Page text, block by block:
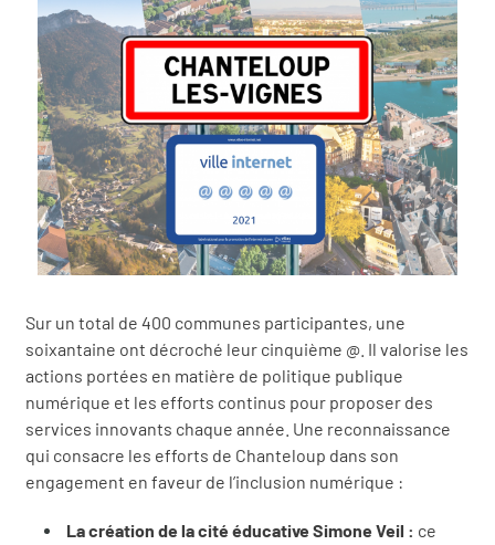
Sur un total de 400 communes participantes, une
soixantaine ont décroché leur cinquième @. Il valorise les
actions portées en matière de politique publique
numérique et les efforts continus pour proposer des
services innovants chaque année. Une reconnaissance
qui consacre les efforts de Chanteloup dans son
engagement en faveur de l’inclusion numérique :
La création de la cité éducative Simone Veil : ce